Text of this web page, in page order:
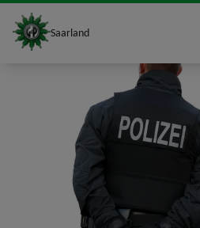
site_logo
Saarland